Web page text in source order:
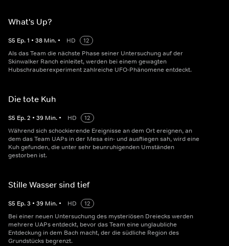
What's Up?
S5 Ep.1 • 38 Min. • HD
12
Als das Team die nächste Phase seiner Untersuchung auf der
Skinwalker Ranch einleitet, werden bei einem gewagten
Hubschrauberexperiment zahlreiche UFO-Phänomene entdeckt.
Die tote Kuh
S5 Ep.2 • 39 Min. • HD
12
Während sich schockierende Ereignisse an dem Ort ereignen, an
dem das Team UAPs in der Mesa ein- und ausfliegen sah, wird eine
Kuh gefunden, die unter sehr beunruhigenden Umständen
gestorben ist.
Stille Wasser sind tief
S5 Ep.3 • 39 Min. • HD
12
Bei einer neuen Untersuchung des mysteriösen Dreiecks werden
mehrere UAPs entdeckt, bevor das Team eine unglaubliche
Entdeckung in dem Bach macht, der die südliche Region des
Grundstücks begrenzt.